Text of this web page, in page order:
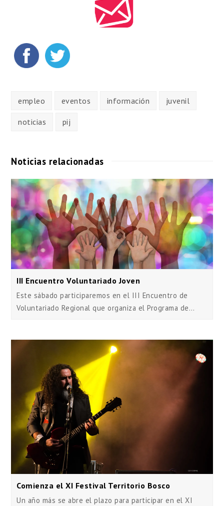
empleo eventos información juvenil
noticias pij
Noticias relacionadas
III Encuentro Voluntariado Joven
Este sábado participaremos en el III Encuentro de
Voluntariado Regional que organiza el Programa de…
Comienza el XI Festival Territorio Bosco
Un año más se abre el plazo para participar en el XI